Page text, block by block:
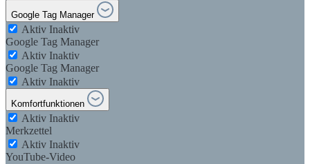
Google Tag Manager
Aktiv Inaktiv
Google Tag Manager
Aktiv Inaktiv
Google Tag Manager
Aktiv Inaktiv
Komfortfunktionen
Aktiv Inaktiv
Merkzettel
Aktiv Inaktiv
YouTube-Video